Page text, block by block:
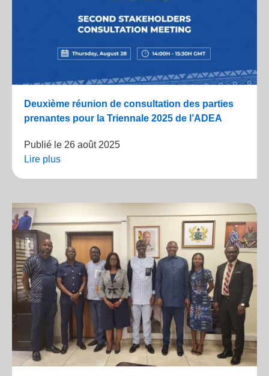
Deuxième réunion de consultation des parties
prenantes pour la Triennale 2025 de l’ADEA
Publié le 26 août 2025
Lire plus